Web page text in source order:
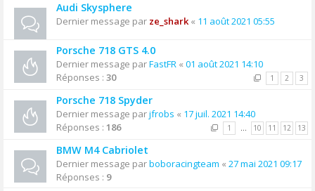
Audi Skysphere
Dernier message par ze_shark« 11 août 2021 05:55
Porsche 718 GTS 4.0
Dernier message parFastFR « 01 août 2021 14:10
Réponses : 30 1 2 3
Porsche 718 Spyder
Dernier message parjfrobs « 17 juil. 2021 14:40
Réponses : 186 1 … 10 11 12 13
BMW M4 Cabriolet
Dernier message parboboracingteam « 27 mai 2021 09:17
Réponses : 9